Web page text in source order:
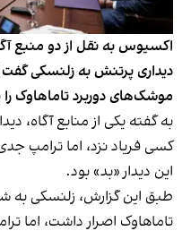
اکسیوس به نقل از دو منبع
دیداری پرتنش به زلنسکی
موشک‌های دوربرد تاماهاوک را
به گفته یکی از منابع آگاه،
کسی فریاد نزد، اما ترامپ
این دیدار «بد» بود.
طبق این گزارش، زلنسکی
تاماهاوک اصرار داشت، اما